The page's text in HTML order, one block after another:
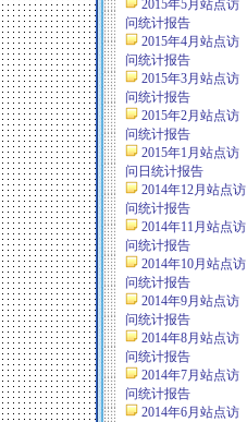
2015年5月站点访
问统计报告
2015年4月站点访
问统计报告
2015年3月站点访
问统计报告
2015年2月站点访
问统计报告
2015年1月站点访
问日统计报告
2014年12月站点访
问统计报告
2014年11月站点访
问统计报告
2014年10月站点访
问统计报告
2014年9月站点访
问统计报告
2014年8月站点访
问统计报告
2014年7月站点访
问统计报告
2014年6月站点访